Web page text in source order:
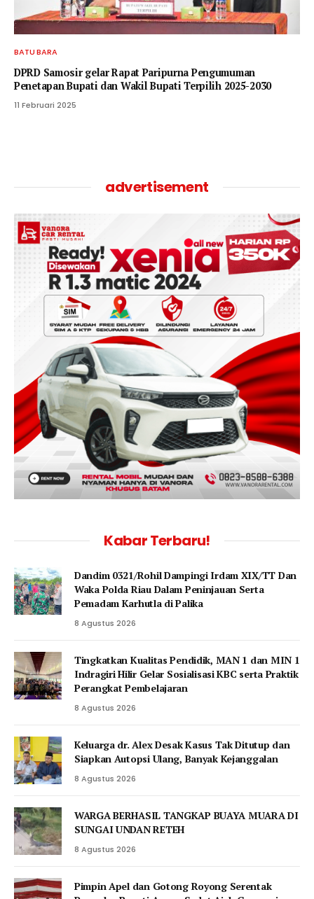
BATU BARA
DPRD Samosir gelar Rapat Paripurna Pengumuman
Penetapan Bupati dan Wakil Bupati Terpilih 2025-2030
11 Februari 2025
advertisement
Kabar Terbaru!
Dandim 0321/Rohil Dampingi Irdam XIX/TT Dan
Waka Polda Riau Dalam Peninjauan Serta
Pemadam Karhutla di Palika
8 Agustus 2026
Tingkatkan Kualitas Pendidik, MAN 1 dan MIN 1
Indragiri Hilir Gelar Sosialisasi KBC serta Praktik
Perangkat Pembelajaran
8 Agustus 2026
Keluarga dr. Alex Desak Kasus Tak Ditutup dan
Siapkan Autopsi Ulang, Banyak Kejanggalan
8 Agustus 2026
WARGA BERHASIL TANGKAP BUAYA MUARA DI
SUNGAI UNDAN RETEH
8 Agustus 2026
Pimpin Apel dan Gotong Royong Serentak